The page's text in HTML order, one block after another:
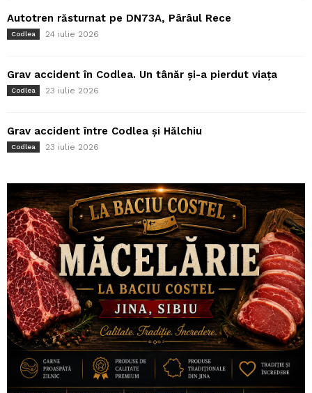
Autotren răsturnat pe DN73A, Pârâul Rece
Codlea 24 iulie 2026
Grav accident în Codlea. Un tânăr și-a pierdut viața
Codlea 23 iulie 2026
Grav accident între Codlea și Hălchiu
Codlea 23 iulie 2026